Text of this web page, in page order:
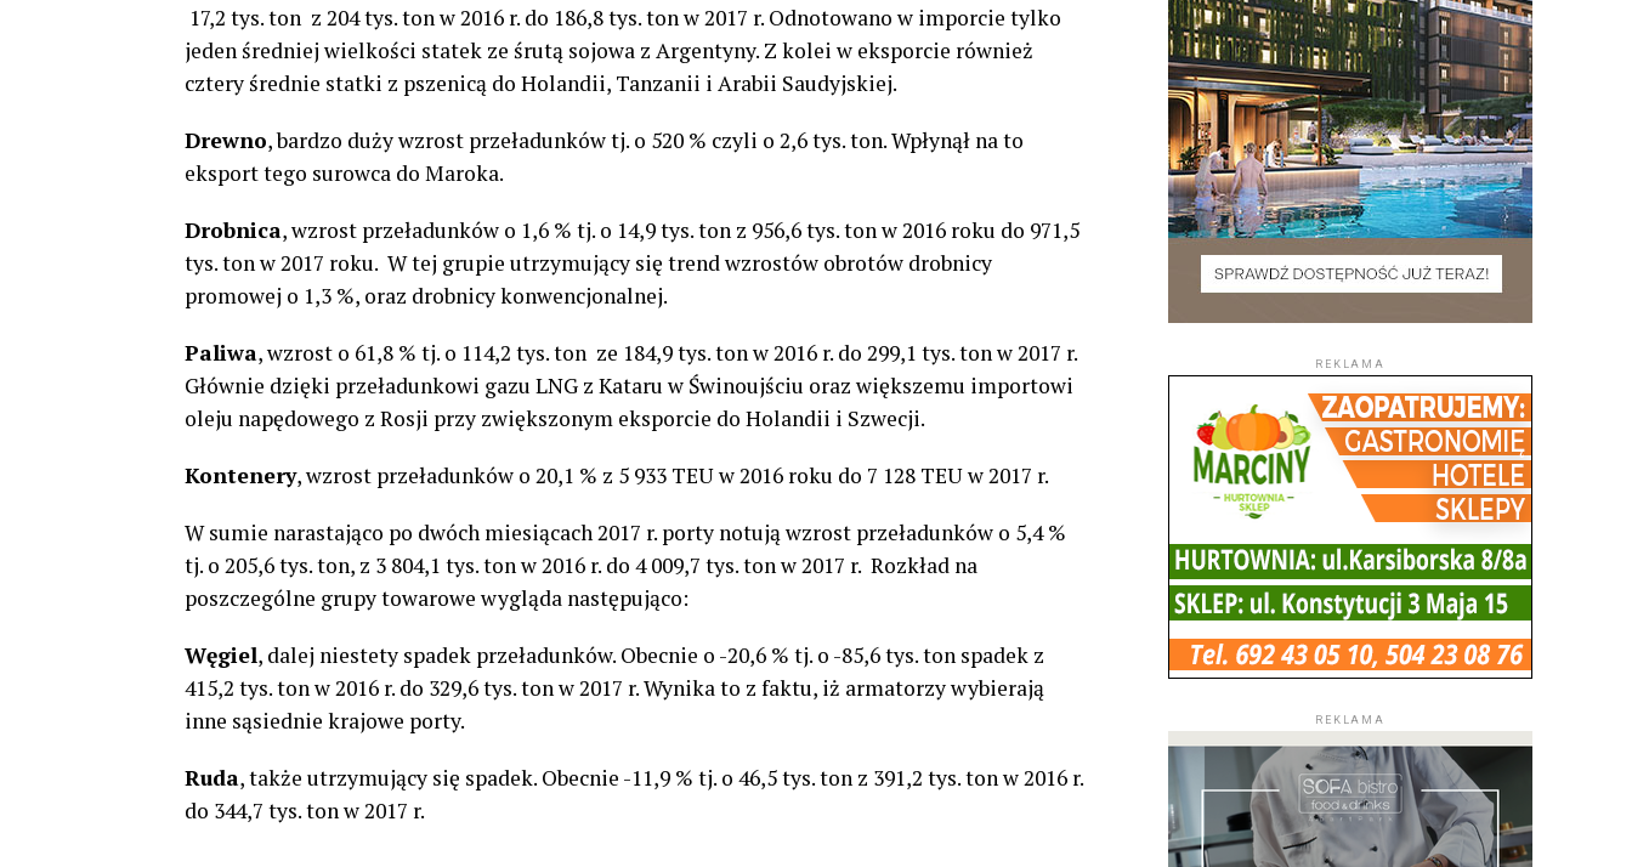
17,2 tys. ton z 204 tys. ton w 2016 r. do 186,8 tys. ton w 2017 r. Odnotowano w imporcie tylko
jeden średniej wielkości statek ze śrutą sojowa z Argentyny. Z kolei w eksporcie również
cztery średnie statki z pszenicą do Holandii, Tanzanii i Arabii Saudyjskiej.
Drewno, bardzo duży wzrost przeładunków tj. o 520 % czyli o 2,6 tys. ton. Wpłynął na to
eksport tego surowca do Maroka.
Drobnica, wzrost przeładunków o 1,6 % tj. o 14,9 tys. ton z 956,6 tys. ton w 2016 roku do 971,5
tys. ton w 2017 roku. W tej grupie utrzymujący się trend wzrostów obrotów drobnicy
promowej o 1,3 %, oraz drobnicy konwencjonalnej.
Paliwa, wzrost o 61,8 % tj. o 114,2 tys. ton ze 184,9 tys. ton w 2016 r. do 299,1 tys. ton w 2017 r.
Głównie dzięki przeładunkowi gazu LNG z Kataru w Świnoujściu oraz większemu importowi
oleju napędowego z Rosji przy zwiększonym eksporcie do Holandii i Szwecji.
Kontenery, wzrost przeładunków o 20,1 % z 5 933 TEU w 2016 roku do 7 128 TEU w 2017 r.
W sumie narastająco po dwóch miesiącach 2017 r. porty notują wzrost przeładunków o 5,4 %
tj. o 205,6 tys. ton, z 3 804,1 tys. ton w 2016 r. do 4 009,7 tys. ton w 2017 r. Rozkład na
poszczególne grupy towarowe wygląda następująco:
Węgiel, dalej niestety spadek przeładunków. Obecnie o -20,6 % tj. o -85,6 tys. ton spadek z
415,2 tys. ton w 2016 r. do 329,6 tys. ton w 2017 r. Wynika to z faktu, iż armatorzy wybierają
inne sąsiednie krajowe porty.
Ruda, także utrzymujący się spadek. Obecnie -11,9 % tj. o 46,5 tys. ton z 391,2 tys. ton w 2016 r.
do 344,7 tys. ton w 2017 r.
REKLAMA
REKLAMA